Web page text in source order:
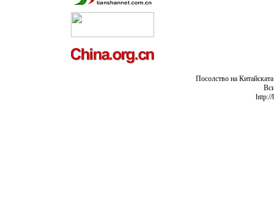
Посолство на
http://